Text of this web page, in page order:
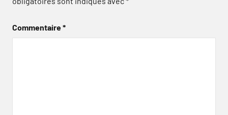
Commentaire*